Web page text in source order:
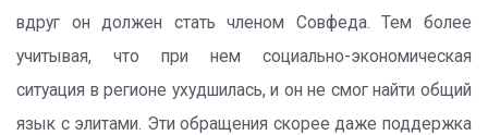
вдруг он должен стать членом Совфеда. Тем более
учитывая, что при нем социально-экономическая
ситуация в регионе ухудшилась, и он не смог найти общий
язык с элитами. Эти обращения скорее даже поддержка